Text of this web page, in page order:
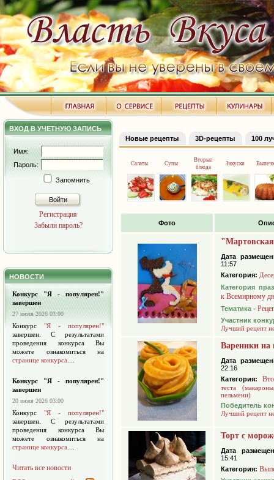
ВХОД В УЧЕТНУЮ ЗАПИСЬ
Имя:
Пароль:
Запомнить
Войти
Регистрация
Забыли пароль?
НОВОСТИ
Конкурс "Я - популярен!"
завершен
27 июля 2026 03:00
Конкурс "Я - популярен!"
завершен. С результатами
проведения конкурса Вы
можете ознакомиться на
странице конкурса
Конкурс "Я - популярен!"
завершен
20 июля 2026 03:00
Конкурс "Я - популярен!"
завершен. С результатами
проведения конкурса Вы
можете ознакомиться на
странице конкурса
Читать все новости
Новые рецепты 3D-рецепты 100
Салаты Супы
Вторые
блюда
Закуски
Фото
Дата
11:57
Категория:
Категория
к Всемирному
Тематика -
Участник
Лучший рецепт
Вареники
Дата
22:16
Категория:
теста
пельмени)
Победитель
Лучший рецепт
Торт с
Дата
15:41
Категория: